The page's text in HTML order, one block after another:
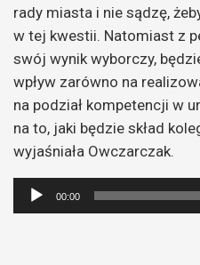
rady miasta i nie sądzę,
w tej kwestii. Natomiast z
swój wynik wyborczy,
wpływ zarówno na
na podział kompetencji w
na to, jaki będzie skład
wyjaśniała Owczarczak.
Odtwarzacz
plików
00:00